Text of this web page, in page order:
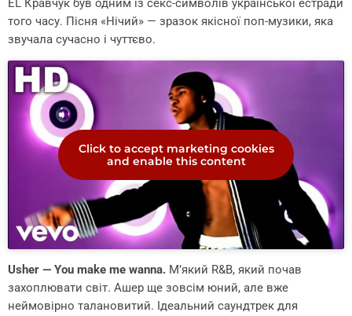
EL Кравчук був одним із секс-символів української естради
того часу. Пісня «Нічий» — зразок якісної поп-музики, яка
звучала сучасно і чуттєво.
Click to accept marketing cookies
and enable this content
Usher — You make me wanna. М’який R&B, який почав
захоплювати світ. Ашер ще зовсім юний, але вже
неймовірно талановитий. Ідеальний саундтрек для